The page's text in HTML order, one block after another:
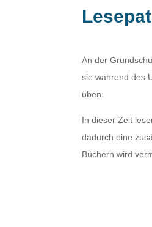
An der
sie während des
üben.
In dieser Zeit
dadurch eine
Büchern wird